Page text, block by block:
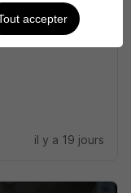
-
il y a 19 jours
accepter